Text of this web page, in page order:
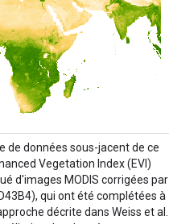
de données sous-jacent de ce
Vegetation Index (EVI)
d'images MODIS corrigées par
qui ont été complétées à
décrite dans Weiss et al.